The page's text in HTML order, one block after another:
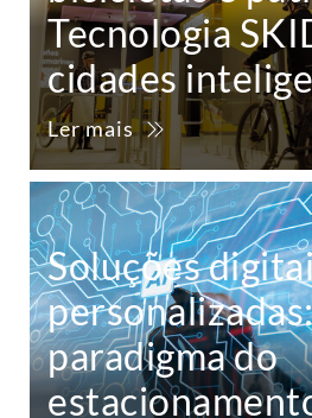
Tecnologia
cidades
Ler mais
Soluções
paradigma do